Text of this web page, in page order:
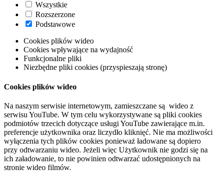
Wszystkie
Rozszerzone
Podstawowe
Cookies plików wideo
Cookies wpływające na wydajność
Funkcjonalne pliki
Niezbędne pliki cookies (przyspieszają stronę)
Cookies plików wideo
Na naszym serwisie internetowym, zamieszczane są wideo z
serwisu YouTube. W tym celu wykorzystywane są pliki cookies
podmiotów trzecich dotyczące usługi YouTube zawierające m.in.
preferencje użytkownika oraz liczydło kliknięć. Nie ma możliwości
wyłączenia tych plików cookies ponieważ ładowane są dopiero
przy odtwarzaniu wideo. Jeżeli więc Użytkownik nie godzi się na
ich załadowanie, to nie powinien odtwarzać udostępnionych na
stronie wideo filmów.